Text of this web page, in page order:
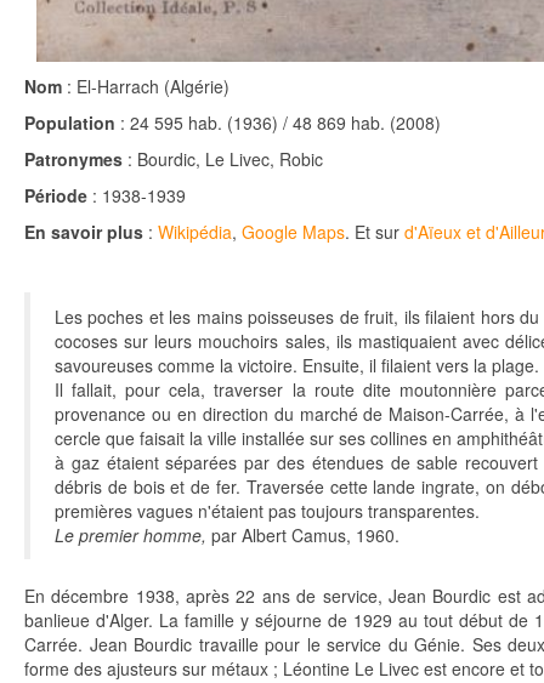
Nom : El-Harrach (Algérie)
Population : 24 595 hab. (1936) / 48 869 hab. (2008)
Patronymes : Bourdic, Le Livec, Robic
Période : 1938-1939
En savoir plus : Wikipédia, Google Maps. Et sur d'Aïeux et
Les poches et les mains poisseuses de fruit, ils filaient hors
cocoses sur leurs mouchoirs sales, ils mastiquaient avec
savoureuses comme la victoire. Ensuite, il filaient vers la plage.
Il fallait, pour cela, traverser la route dite moutonnière
provenance ou en direction du marché de Maison-Carrée, à
cercle que faisait la ville installée sur ses collines en
à gaz étaient séparées par des étendues de sable
débris de bois et de fer. Traversée cette lande ingrate, on
premières vagues n'étaient pas toujours transparentes.
Le premier homme, par Albert Camus, 1960.
En décembre 1938, après 22 ans de service, Jean Bourdic est
banlieue d'Alger. La famille y séjourne de 1929 au tout début
Carrée. Jean Bourdic travaille pour le service du Génie. Ses
forme des ajusteurs sur métaux ; Léontine Le Livec est encore et